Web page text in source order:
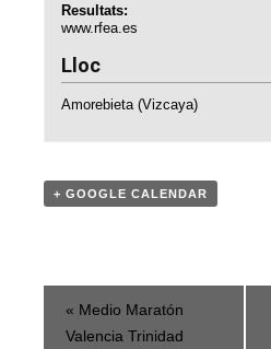
Resultats:
www.rfea.es
Lloc
Amorebieta (Vizcaya)
+ GOOGLE CALENDAR
Navegació
d'Competició
« Medio Maratón
Valencia Trinidad